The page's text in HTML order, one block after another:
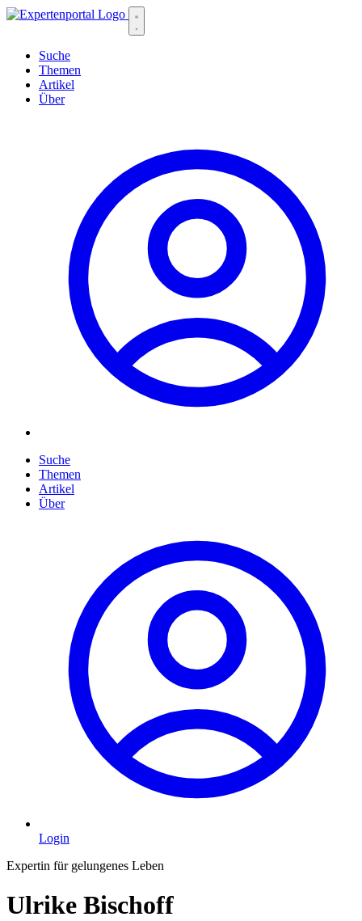
Suche
Themen
Artikel
Über
Suche
Themen
Artikel
Über
Login
Expertin für gelungenes Leben
Ulrike Bischoff